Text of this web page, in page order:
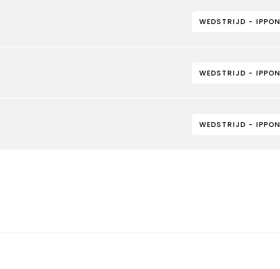
WEDSTRIJD - IPPON
WEDSTRIJD - IPPON
WEDSTRIJD - IPPON